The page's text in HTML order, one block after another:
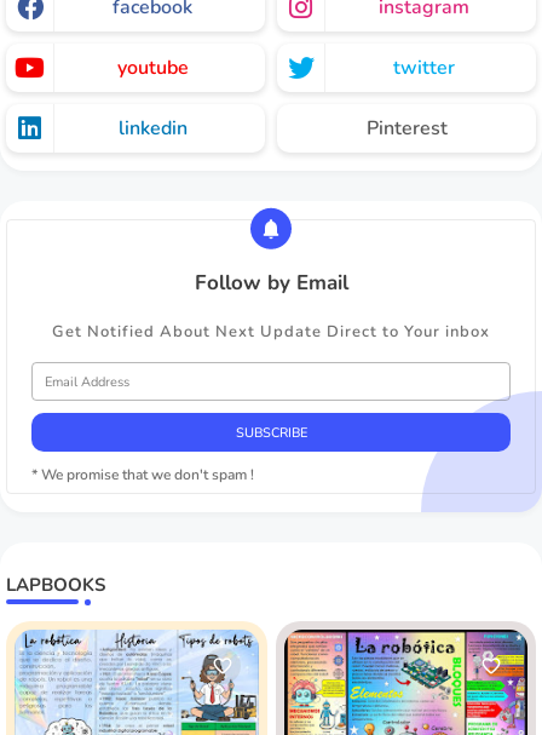
facebook instagram
youtube twitter
linkedin Pinterest
Follow by Email
Get Notified About Next Update Direct to Your inbox
* We promise that we don't spam !
LAPBOOKS